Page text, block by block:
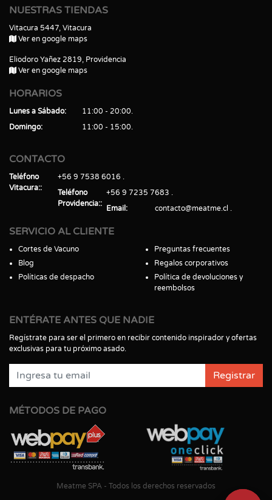
NUESTRAS TIENDAS
Vitacura 5447, Vitacura
Ver en google maps
Eliodoro Yañez 2819, Providencia
Ver en google maps
HORARIOS
Lunes a Sábado
11:00 - 20:00
Domingo
11:00 - 15:00
CONTACTO
Teléfono
Vitacura:
+56 9 7538 6016
Teléfono
Providencia:
+56 9 7235 7683
Email
contacto@meatme.cl
SERVICIO AL CLIENTE
Cortes de Vacuno
Blog
Políticas de despacho
Preguntas frecuentes
Regalos corporativos
Política de devoluciones y
reembolsos
ENTÉRATE ANTES QUE NADIE
Regístrate para ser el primero en recibir contenido inspirador y ofertas
exclusivas para tu próximo asado.
Registrar
MÉTODOS DE PAGO
Meatme SPA - Todos los derechos reservados